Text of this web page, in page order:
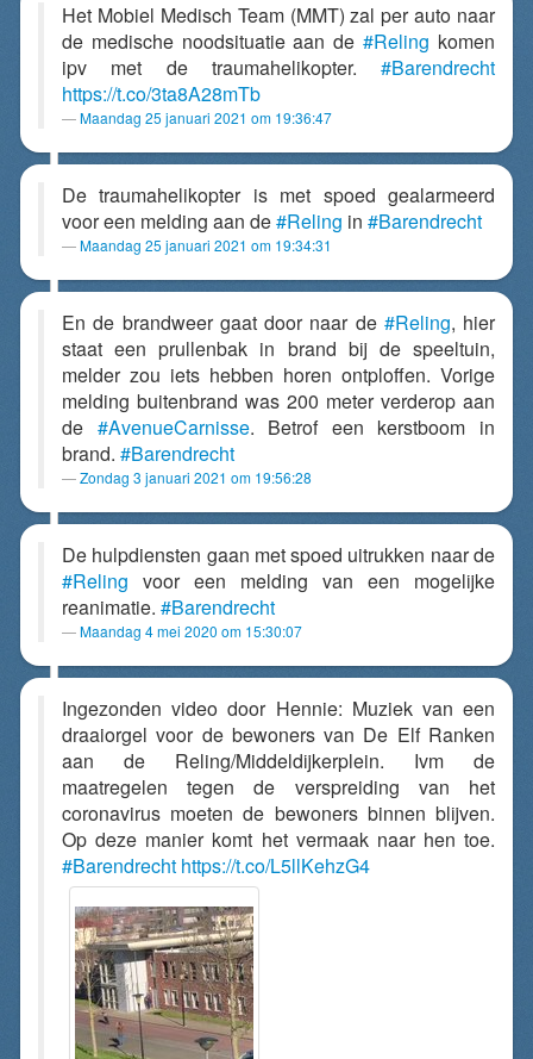
Het Mobiel Medisch Team (MMT) zal per auto naar
de medische noodsituatie aan de#Reling komen
ipv met de traumahelikopter. #Barendrecht
https://t.co/3ta8A28mTb
Maandag 25 januari 2021 om 19:36:47
De traumahelikopter is met spoed gealarmeerd
voor een melding aan de#Reling in #Barendrecht
Maandag 25 januari 2021 om 19:34:31
En de brandweer gaat door naar de #Reling, hier
staat een prullenbak in brand bij de speeltuin,
melder zou iets hebben horen ontploffen. Vorige
melding buitenbrand was 200 meter verderop aan
de #AvenueCarnisse. Betrof een kerstboom in
brand. #Barendrecht
Zondag 3 januari 2021 om 19:56:28
De hulpdiensten gaan met spoed uitrukken naar de
#Reling voor een melding van een mogelijke
reanimatie. #Barendrecht
Maandag 4 mei 2020 om 15:30:07
Ingezonden video door Hennie: Muziek van een
draaiorgel voor de bewoners van De Elf Ranken
aan de Reling/Middeldijkerplein. Ivm de
maatregelen tegen de verspreiding van het
coronavirus moeten de bewoners binnen blijven.
Op deze manier komt het vermaak naar hen toe.
#Barendrecht https://t.co/L5llKehzG4